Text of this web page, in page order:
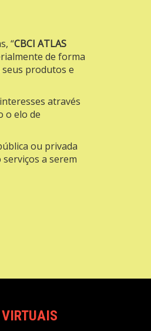
“CBCI ATLAS
de forma
produtos e
através
o elo de
ou privada
a serem